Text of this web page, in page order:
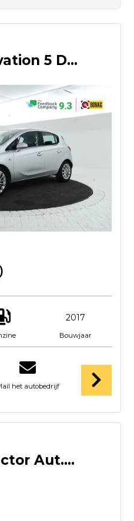
1.0 Turbo Innovation 5 Deurs Hb, Navigatie, Lmv, Airco
2017
Bouwjaar
het autobedrijf
Cabrio 2.0 T Vector Aut. *LEATHER | NAVI-FULLMAP | HEATED-CO